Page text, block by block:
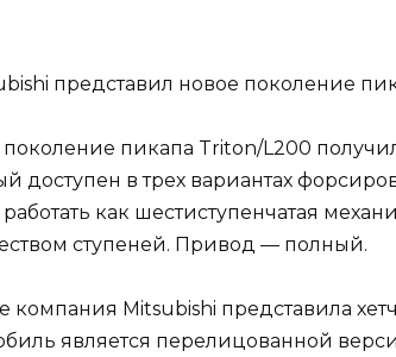
пикапа Triton/L200
доступен в трех вариантах
как шестиступенчатая
ступеней. Привод — полный.
компания Mitsubishi представила
является перелицованной